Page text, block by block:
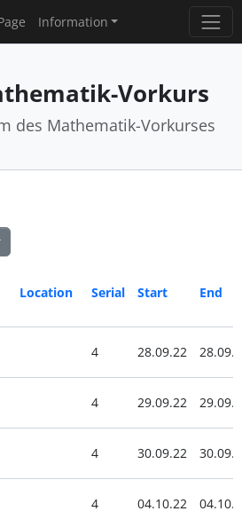
Information
Vorkurs
des Mathematik-Vorkurses
Location Serial Start End
4 28.09.22
4 29.09.22
4 30.09.22
4 04.10.22